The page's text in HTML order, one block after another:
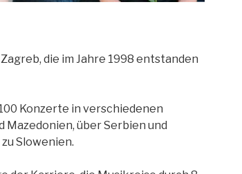
die im Jahre 1998 entstanden
Konzerte in verschiedenen
Mazedonien, über Serbien und
Slowenien.